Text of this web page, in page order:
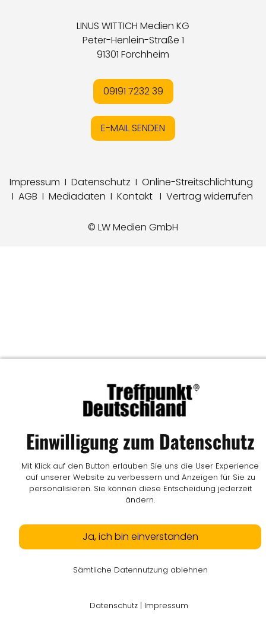
LINUS WITTICH Medien KG
Peter-Henlein-Straße 1
91301 Forchheim
09191 7232 39
E-MAIL SENDEN
Impressum I Datenschutz I Online-Streitschlichtung
I AGB I Mediadaten I Kontakt I Vertrag widerrufen
© LW Medien GmbH
Einwilligung zum Datenschutz
Mit Klick auf den Button erlauben Sie uns die User Experience
auf unserer Website zu verbessern und Anzeigen für Sie zu
personalisieren. Sie können diese Entscheidung jederzeit
ändern.
Ja, ich bin einverstanden
Sämtliche Datennutzung ablehnen
Datenschutz | Impressum